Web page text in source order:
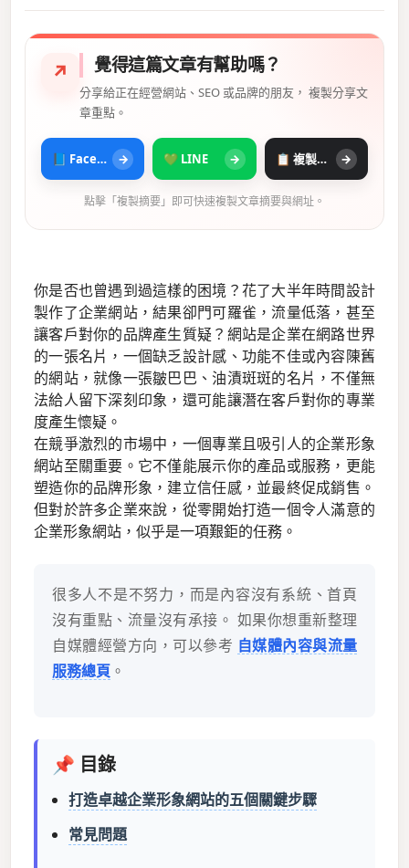
↗ 覺得這篇文章有幫助嗎？
分享給正在經營網站、SEO 或品牌的朋友， 複製分享文
章重點。
📘 Facebook → 💚 LINE → 📋 複製摘要 →
點擊「複製摘要」即可快速複製文章摘要與網址。
你是否也曾遇到過這樣的困境？花了大半年時間設計
製作了企業網站，結果卻門可羅雀，流量低落，甚至
讓客戶對你的品牌產生質疑？網站是企業在網路世界
的一張名片，一個缺乏設計感、功能不佳或內容陳舊
的網站，就像一張皺巴巴、油漬斑斑的名片，不僅無
法給人留下深刻印象，還可能讓潛在客戶對你的專業
度產生懷疑。
在競爭激烈的市場中，一個專業且吸引人的企業形象
網站至關重要。它不僅能展示你的產品或服務，更能
塑造你的品牌形象，建立信任感，並最終促成銷售。
但對於許多企業來說，從零開始打造一個令人滿意的
企業形象網站，似乎是一項艱鉅的任務。
很多人不是不努力，而是內容沒有系統、首頁
沒有重點、流量沒有承接。 如果你想重新整理
自媒體經營方向，可以參考 自媒體內容與流量
服務總頁 。
📌 目錄
打造卓越企業形象網站的五個關鍵步驟
常見問題